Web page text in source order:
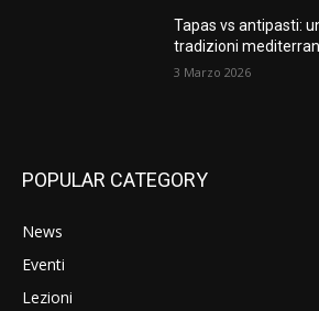
Tapas vs antipasti:
tradizioni
3 Marzo 2026
POPULAR CATEGORY
News
Eventi
Lezioni